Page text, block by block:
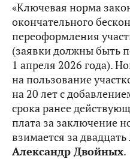
«Ключевая норма
окончательного
переоформления
(заявки должны быть
1 апреля 2026 года).
на пользование
на 20 лет с
срока ранее
плата за заключение
взимается за
Александр Двойных.